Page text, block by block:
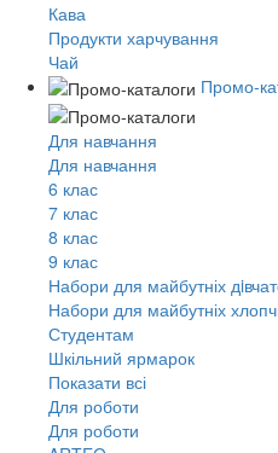
Кава
Продукти харчування
Чай
Промо-
Для навчання
Для навчання
6 клас
7 клас
8 клас
9 клас
Набори для майбутніх
Набори для майбутніх
Студентам
Шкільний ярмарок
Показати всі
Для роботи
Для роботи